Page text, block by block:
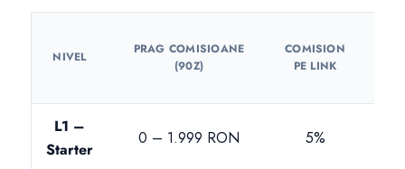
NIVEL
PRAG COMISIOANE
(90Z)
COMISION
PE LINK
L1 –
Starter
0 – 1.999 RON 5%